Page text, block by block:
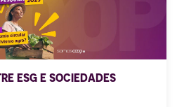
ESG E SOCIEDADES